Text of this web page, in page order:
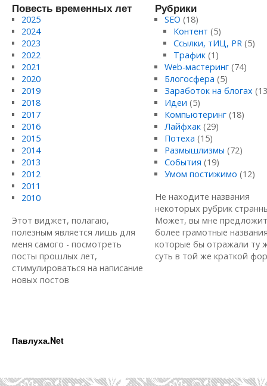
Повесть временных лет
2025
2024
2023
2022
2021
2020
2019
2018
2017
2016
2015
2014
2013
2012
2011
2010
Этот виджет, полагаю,
полезным является лишь для
меня самого - посмотреть
посты прошлых лет,
стимулироваться на написание
новых постов
Рубрики
SEO (18)
Контент (5)
Ссылки, тИЦ, PR (5)
Трафик (1)
Web-мастеринг(74)
Блогосфера (5)
Заработок на блогах
Идеи (5)
Компьютеринг(18)
Лайфхак(29)
Потеха (15)
Размышлизмы (72)
События (19)
Умом постижимо (12)
Не находите названия
некоторых рубрик
Может, вы мне
более грамотные
которые бы отражали ту
суть в той же краткой
Павлуха.Net